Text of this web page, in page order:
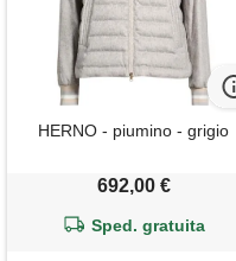
HERNO - piumino - grigio
692,00 €
Sped. gratuita